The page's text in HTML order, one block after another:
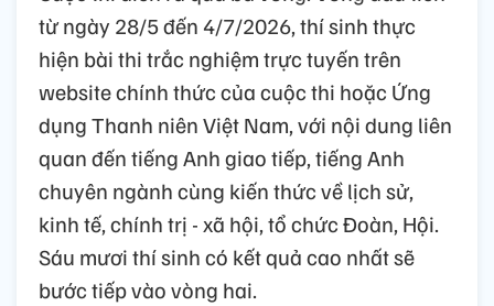
từ ngày 28/5 đến 4/7/2026, thí sinh thực
hiện bài thi trắc nghiệm trực tuyến trên
website chính thức của cuộc thi hoặc Ứng
dụng Thanh niên Việt Nam, với nội dung liên
quan đến tiếng Anh giao tiếp, tiếng Anh
chuyên ngành cùng kiến thức về lịch sử,
kinh tế, chính trị - xã hội, tổ chức Đoàn, Hội.
Sáu mươi thí sinh có kết quả cao nhất sẽ
bước tiếp vào vòng hai.